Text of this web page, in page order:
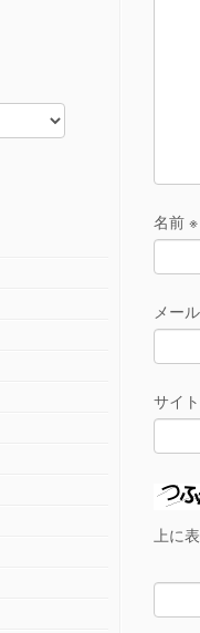
名前 ※
メール
サイト
上に